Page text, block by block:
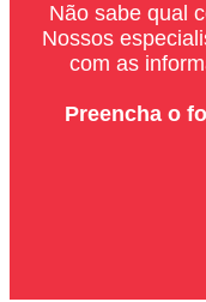
Não sabe qual
Nossos
com as
Preencha o